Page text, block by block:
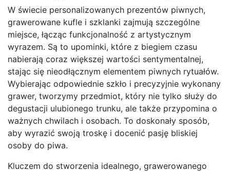
W świecie personalizowanych prezentów piwnych,
grawerowane kufle i szklanki zajmują szczególne
miejsce, łącząc funkcjonalność z artystycznym
wyrazem. Są to upominki, które z biegiem czasu
nabierają coraz większej wartości sentymentalnej,
stając się nieodłącznym elementem piwnych rytuałów.
Wybierając odpowiednie szkło i precyzyjnie wykonany
grawer, tworzymy przedmiot, który nie tylko służy do
degustacji ulubionego trunku, ale także przypomina o
ważnych chwilach i osobach. To doskonały sposób,
aby wyrazić swoją troskę i docenić pasję bliskiej
osoby do piwa.
Kluczem do stworzenia idealnego, grawerowanego